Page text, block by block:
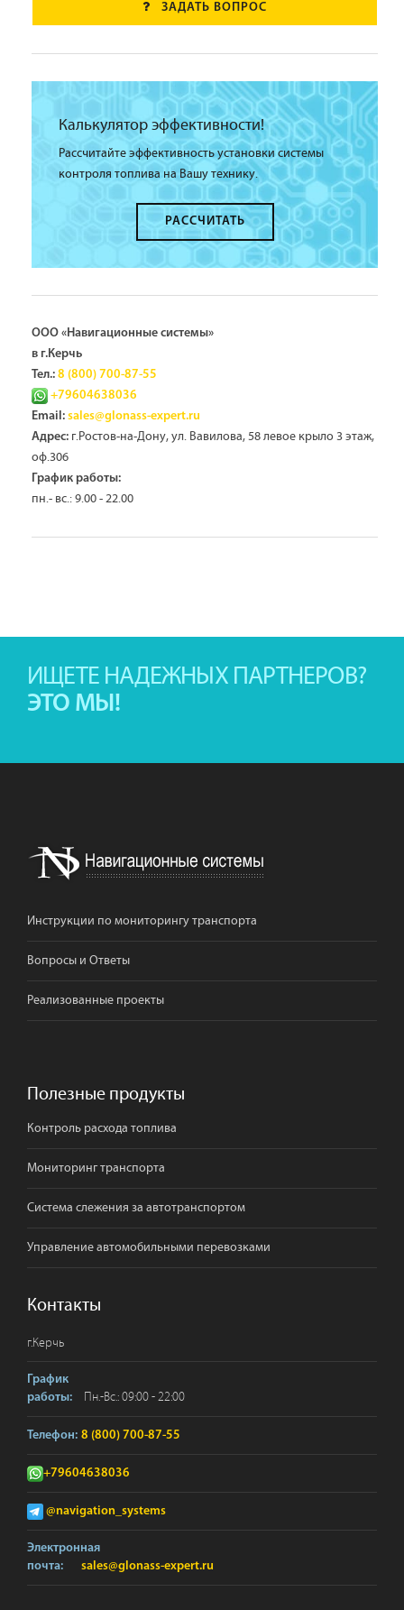
ЗАДАТЬ ВОПРОС
Калькулятор эффективности!
Рассчитайте эффективность установки системы
контроля топлива на Вашу технику.
РАССЧИТАТЬ
ООО «Навигационные системы»
в г.Керчь
Тел.: 8 (800) 700-87-55
+79604638036
Email: sales@glonass-expert.ru
Адрес: г.Ростов-на-Дону, ул. Вавилова, 58 левое крыло 3 этаж,
оф.306
График работы:
пн.- вс.: 9.00 - 22.00
ИЩЕТЕ НАДЕЖНЫХ ПАРТНЕРОВ?
ЭТО МЫ!
Инструкции по мониторингу транспорта
Вопросы и Ответы
Реализованные проекты
Полезные продукты
Контроль расхода топлива
Мониторинг транспорта
Система слежения за автотранспортом
Управление автомобильными перевозками
Контакты
г.Керчь
График
работы:
Пн.-Вс.: 09:00 - 22:00
Телефон: 8 (800) 700-87-55
+79604638036
@navigation_systems
Электронная
почта:
sales@glonass-expert.ru